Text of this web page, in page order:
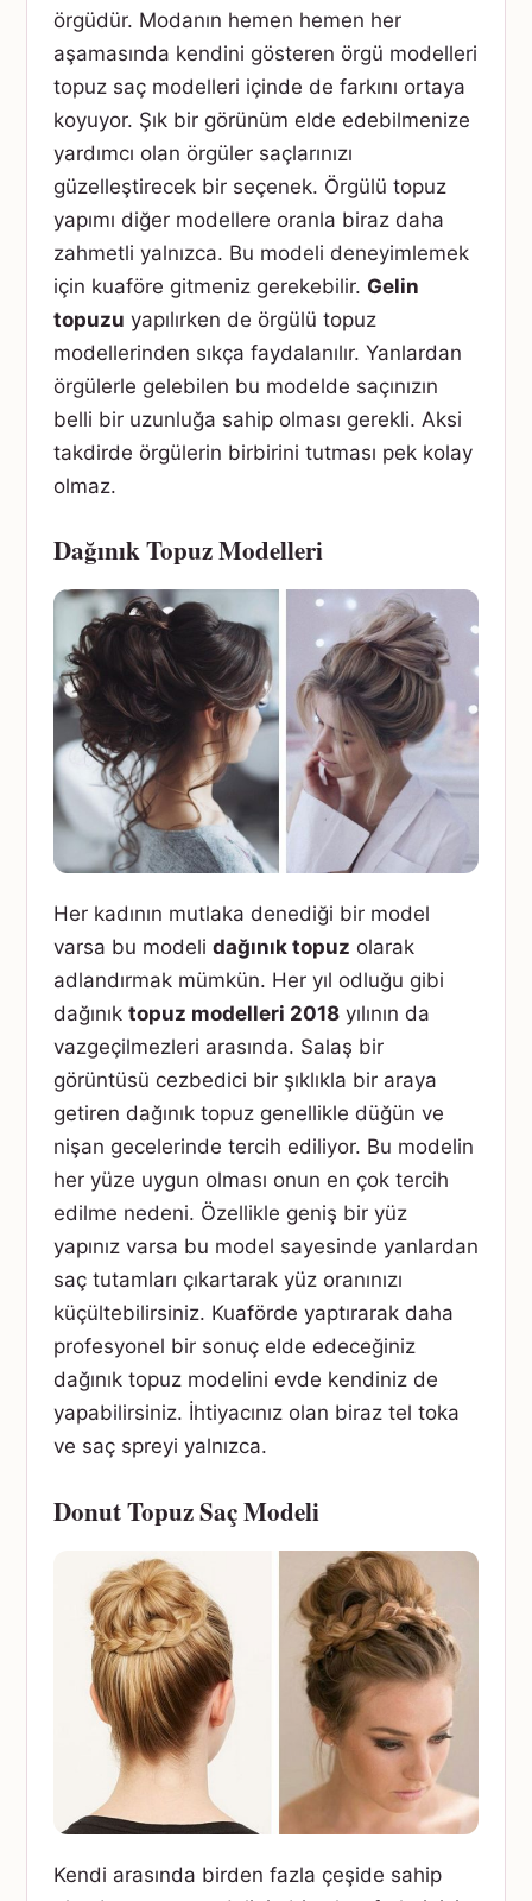
örgüdür. Modanın hemen hemen her
aşamasında kendini gösteren örgü modelleri
topuz saç modelleri içinde de farkını ortaya
koyuyor. Şık bir görünüm elde edebilmenize
yardımcı olan örgüler saçlarınızı
güzelleştirecek bir seçenek. Örgülü topuz
yapımı diğer modellere oranla biraz daha
zahmetli yalnızca. Bu modeli deneyimlemek
için kuaföre gitmeniz gerekebilir. Gelin
topuzu yapılırken de örgülü topuz
modellerinden sıkça faydalanılır. Yanlardan
örgülerle gelebilen bu modelde saçınızın
belli bir uzunluğa sahip olması gerekli. Aksi
takdirde örgülerin birbirini tutması pek kolay
olmaz.
Dağınık Topuz Modelleri
Her kadının mutlaka denediği bir model
varsa bu modeli dağınık topuz olarak
adlandırmak mümkün. Her yıl odluğu gibi
dağınık topuz modelleri 2018 yılının da
vazgeçilmezleri arasında. Salaş bir
görüntüsü cezbedici bir şıklıkla bir araya
getiren dağınık topuz genellikle düğün ve
nişan gecelerinde tercih ediliyor. Bu modelin
her yüze uygun olması onun en çok tercih
edilme nedeni. Özellikle geniş bir yüz
yapınız varsa bu model sayesinde yanlardan
saç tutamları çıkartarak yüz oranınızı
küçültebilirsiniz. Kuaförde yaptırarak daha
profesyonel bir sonuç elde edeceğiniz
dağınık topuz modelini evde kendiniz de
yapabilirsiniz. İhtiyacınız olan biraz tel toka
ve saç spreyi yalnızca.
Donut Topuz Saç Modeli
Kendi arasında birden fazla çeşide sahip